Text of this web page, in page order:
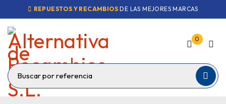
REPUESTOS Y RECAMBIOS DE LAS MEJORES MARCAS
0